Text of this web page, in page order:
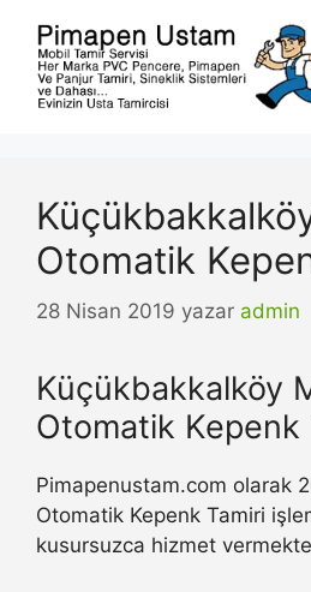
Otomatik
28 Nisan 2019 yazar admin
Küçükbakkalköy
Otomatik Kepenk
Pimapenustam.com olarak
Otomatik Kepenk Tamiri
kusursuzca hizmet